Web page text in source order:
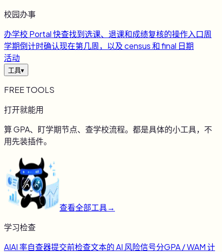
校园办事
办学校 Portal 快查找到选课、退课和成绩复核的操作入口周
学期倒计时确认现在第几周，以及 census 和 final 日期
活动
工具▾
FREE TOOLS
打开就能用
算 GPA、盯学期节点、查学校流程。都是具体的小工具，不
用先装插件。
查看全部工具→
学习检查
AIAI 率自查器提交前检查文本的 AI 风险信号分GPA / WAM 计